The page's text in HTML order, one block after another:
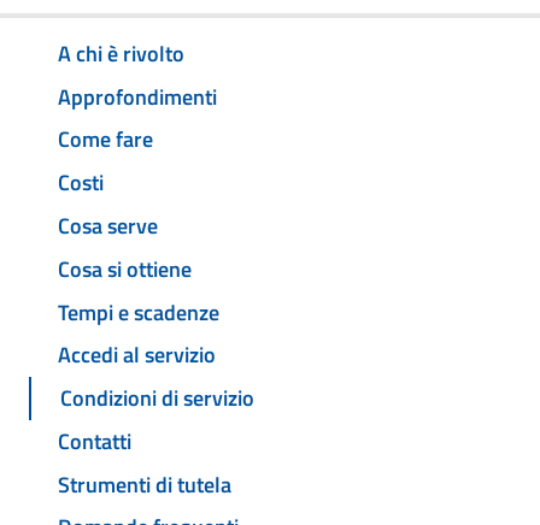
A chi è rivolto
Approfondimenti
Come fare
Costi
Cosa serve
Cosa si ottiene
Tempi e scadenze
Accedi al servizio
Condizioni di servizio
Contatti
Strumenti di tutela